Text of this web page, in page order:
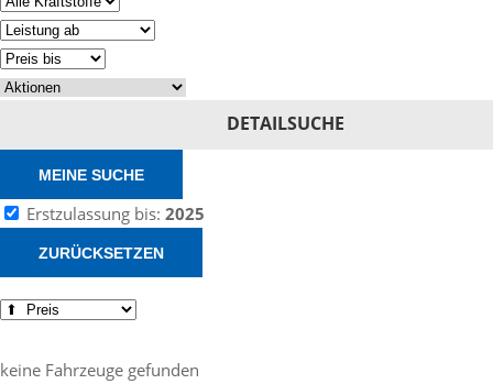
DETAILSUCHE
MEINE SUCHE
Erstzulassung bis: 2025
ZURÜCKSETZEN
keine Fahrzeuge gefunden